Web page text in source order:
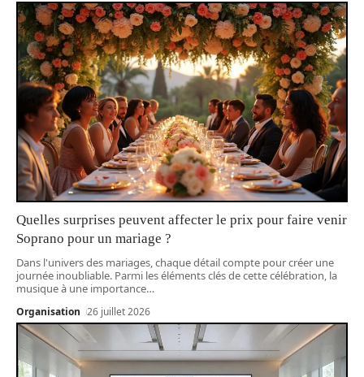
Quelles surprises peuvent affecter le prix pour faire venir
Soprano pour un mariage ?
Dans l'univers des mariages, chaque détail compte pour créer une
journée inoubliable. Parmi les éléments clés de cette célébration, la
musique à une importance…
Organisation 26 juillet 2026